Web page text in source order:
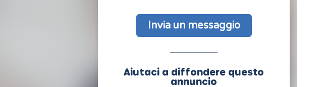
Invia un messaggio
Aiutaci a diffondere questo
annuncio